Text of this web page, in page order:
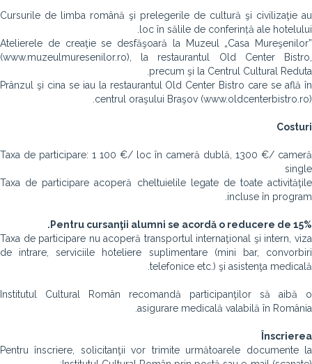
Cursurile de limba română şi prelegerile de cultură şi civilizaţie au
loc în sălile de conferință ale hotelului.
Atelierele de creaţie se desfăşoară la Muzeul „Casa Mureşenilor”
(www.muzeulmuresenilor.ro), la restaurantul Old Center Bistro,
precum şi la Centrul Cultural Reduta.
Prânzul şi cina se iau la restaurantul Old Center Bistro care se află în
centrul oraşului Braşov (www.oldcenterbistro.ro).
Costuri
Taxa de participare: 1 100 €/ loc în cameră dublă, 1300 €/ cameră
single
Taxa de participare acoperă cheltuielile legate de toate activităţile
incluse în program.
Pentru cursanţii alumni se acordă o reducere de 15%.
Taxa de participare nu acoperă transportul internaţional şi intern, viza
de intrare, serviciile hoteliere suplimentare (mini bar, convorbiri
telefonice etc.) şi asistenţa medicală.
Institutul Cultural Român recomandă participanţilor să aibă o
asigurare medicală valabilă în România.
Înscrierea
Pentru înscriere, solicitanţii vor trimite următoarele documente la